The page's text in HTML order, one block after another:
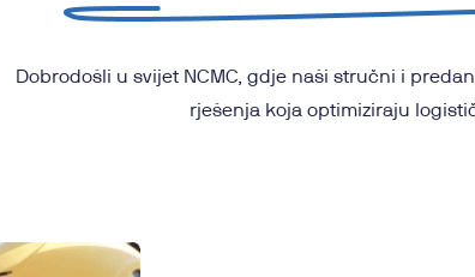
Dobrodošli u svijet NCMC, gdje naši stručni i
rješenja koja optimiziraju